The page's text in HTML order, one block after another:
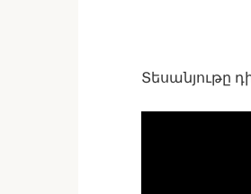
Տեսանյութը